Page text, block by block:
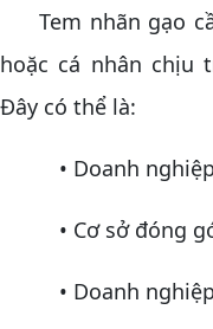
Tem nhãn gạo
hoặc cá nhân chịu
Đây có thể là:
• Doanh nghiệp
• Cơ sở đóng
• Doanh nghiệp